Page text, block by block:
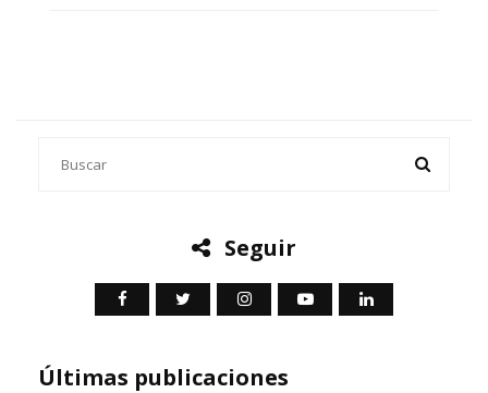
Seguir
Últimas publicaciones